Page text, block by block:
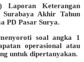
Laporan Keterangan
Surabaya Akhir Tahun
PD Pasar Surya.
soal angka 1
operasional atau
untuk dipertanyakan.